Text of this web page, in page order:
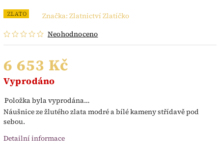
ZLATO
Neohodnoceno
Značka: Zlatnictví Zlatíčko
6 653 Kč
Vyprodáno
Položka byla vyprodána…
Náušnice ze žlutého zlata modré a bílé kameny střídavě pod
sebou.
Detailní informace